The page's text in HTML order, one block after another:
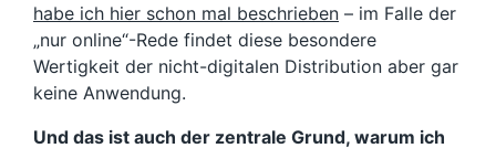
habe ich hier schon mal beschrieben – im Falle der
„nur online“-Rede findet diese besondere
Wertigkeit der nicht-digitalen Distribution aber gar
keine Anwendung.
Und das ist auch der zentrale Grund, warum ich